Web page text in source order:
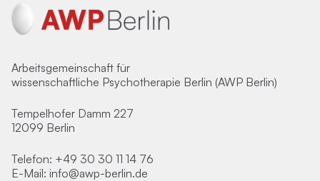
Arbeitsgemeinschaft für
wissenschaftliche Psychotherapie Berlin (AWP Berlin)
Tempelhofer Damm 227
12099 Berlin
Telefon: +49 30 30 11 14 76
E-Mail: info@awp-berlin.de